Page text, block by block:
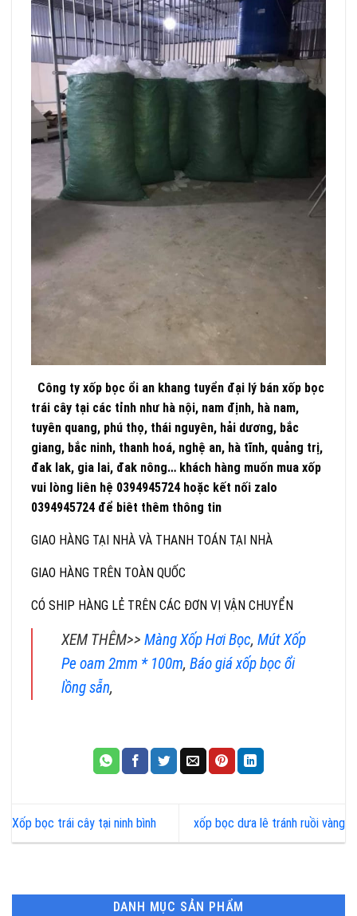
Công ty xốp bọc ổi an khang tuyển đại lý bán xốp bọc
trái cây tại các tỉnh như hà nội, nam định, hà nam,
tuyên quang, phú thọ, thái nguyên, hải dương, bắc
giang, bắc ninh, thanh hoá, nghệ an, hà tĩnh, quảng trị,
đak lak, gia lai, đak nông… khách hàng muốn mua xốp
vui lòng liên hệ 0394945724 hoặc kết nối zalo
0394945724 để biêt thêm thông tin
GIAO HÀNG TẠI NHÀ VÀ THANH TOÁN TẠI NHÀ
GIAO HÀNG TRÊN TOÀN QUỐC
CÓ SHIP HÀNG LẺ TRÊN CÁC ĐƠN VỊ VẬN CHUYỂN
XEM THÊM>> Màng Xốp Hơi Bọc, Mút Xốp
Pe oam 2mm * 100m, Báo giá xốp bọc ổi
lồng sẵn,
Xốp bọc trái cây tại ninh bình xốp bọc dưa lê tránh ruồi vàng
DANH MỤC SẢN PHẨM